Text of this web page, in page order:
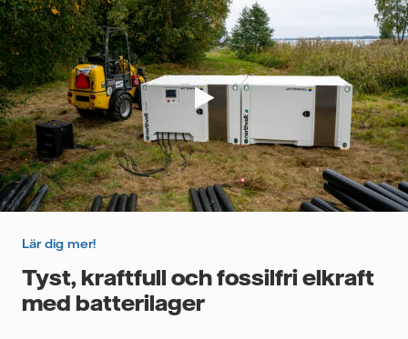
Lär dig mer!
Tyst, kraftfull och fossilfri elkraft
med batterilager